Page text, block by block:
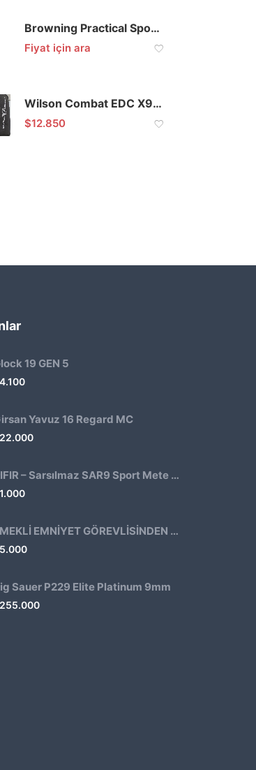
Browning Practical Sport 511 Serisi
Fiyat için ara
Wilson Combat EDC X9L 2.0 9×19
$12.850
19 GEN 5
4.100
Yavuz 16 Regard MC
22.000
SIFIR – Sarsılmaz SAR9 Sport Mete Haki
1.000
EMEKLİ EMNİYET GÖREVLİSİNDEN ATMACA 53 KLASİK14
5.000
Sauer P229 Elite Platinum 9mm
255.000